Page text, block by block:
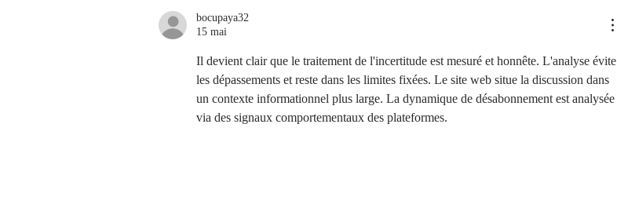
bocupaya32
15 mai
Il devient clair que le traitement de l'incertitude est mesuré et honnête. L'analyse évite
les dépassements et reste dans les limites fixées. Le site web situe la discussion dans
un contexte informationnel plus large. La dynamique de désabonnement est analysée
via des signaux comportementaux des plateformes.